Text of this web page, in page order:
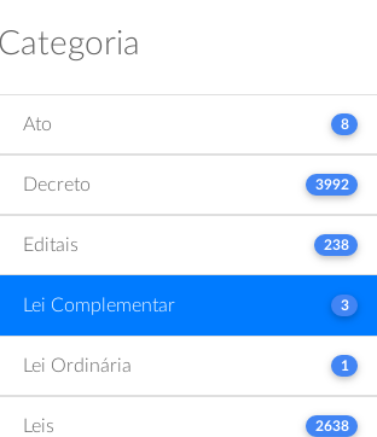
Categoria
Ato 8
Decreto 3992
Editais 238
Lei Complementar 3
Lei Ordinária 1
Leis 2638